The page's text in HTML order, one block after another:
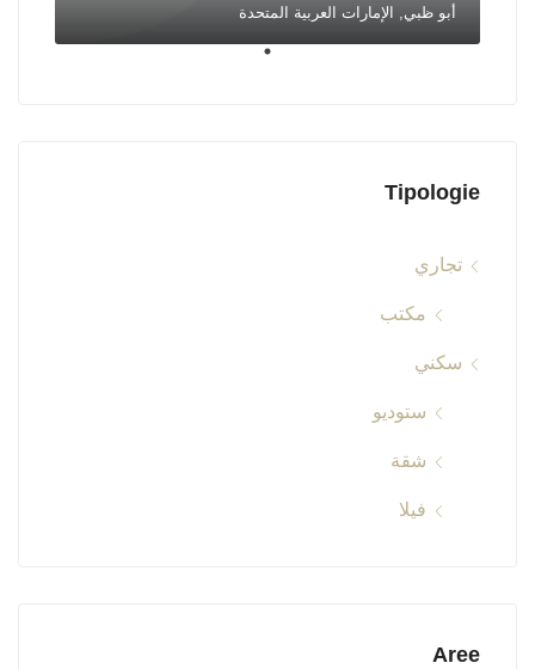
أبو ظبي, الإمارات العربية المتحدة
Tipologie
تجاري
مكتب
سكني
ستوديو
شقة
فيلا
Aree